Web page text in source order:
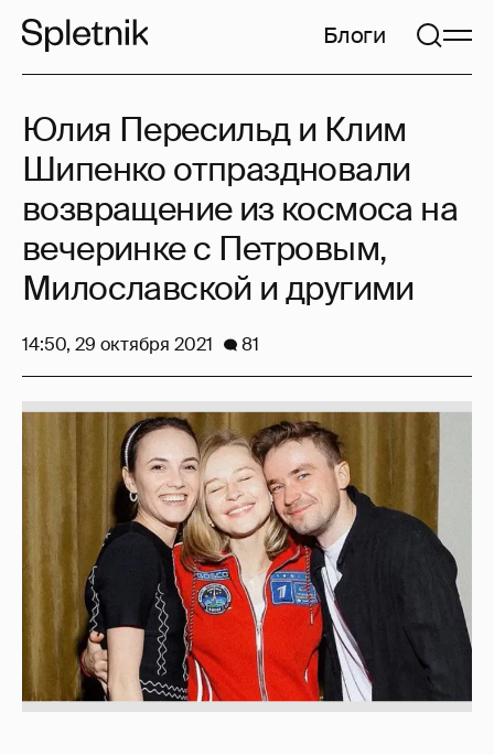
Блоги
Юлия Пересильд и Клим
Шипенко отпраздновали
возвращение из космоса на
вечеринке с Петровым,
Милославской и другими
14:50, 29 октября 2021 81